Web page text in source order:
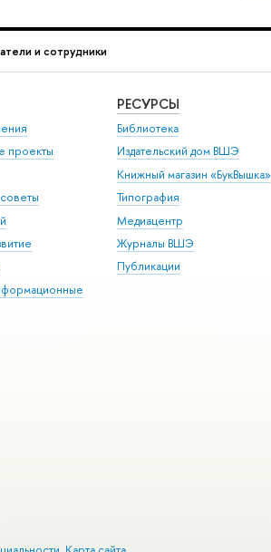
и сотрудники
проекты
РЕСУРСЫ
Библиотека
Издательский дом ВШЭ
Книжный магазин «БукВышка»
Типография
Медиацентр
Журналы ВШЭ
Публикации